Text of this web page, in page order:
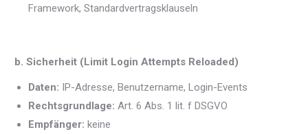
Framework, Standardvertragsklauseln
b. Sicherheit (Limit Login Attempts Reloaded)
Daten: IP-Adresse, Benutzername, Login-Events
Rechtsgrundlage: Art. 6 Abs. 1 lit. f DSGVO
Empfänger: keine